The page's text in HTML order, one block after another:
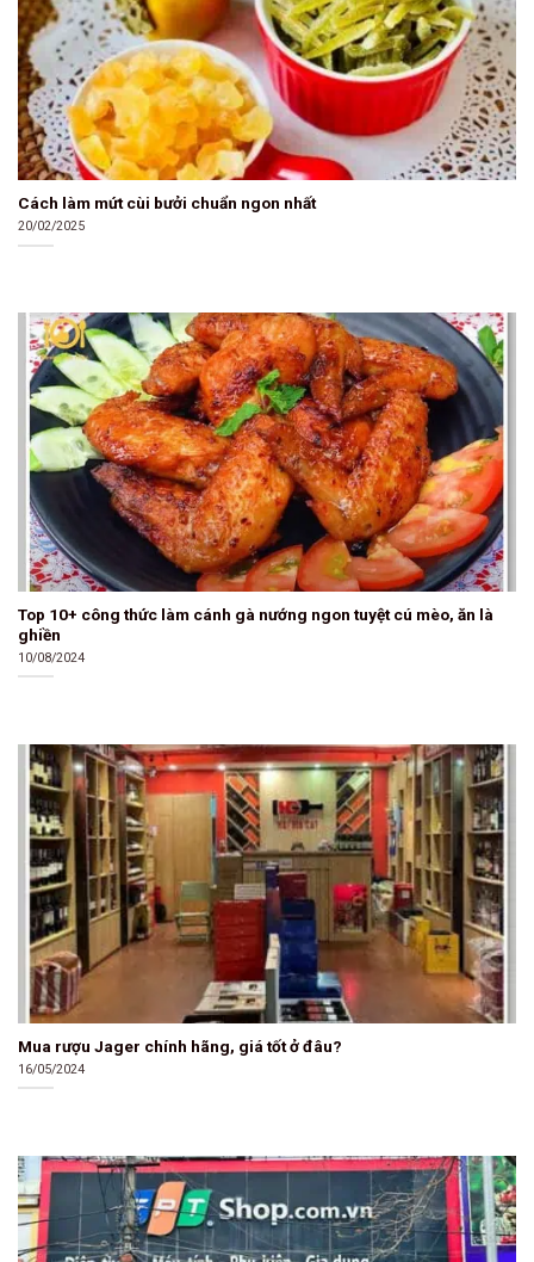
Cách làm mứt cùi bưởi chuẩn ngon nhất
20/02/2025
Top 10+ công thức làm cánh gà nướng ngon tuyệt cú mèo, ăn là
ghiền
10/08/2024
Mua rượu Jager chính hãng, giá tốt ở đâu?
16/05/2024